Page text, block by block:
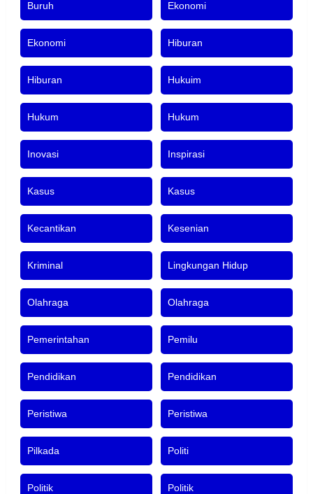
Buruh Ekonomi
Ekonomi Hiburan
Hiburan Hukuim
Hukum Hukum
Inovasi Inspirasi
Kasus Kasus
Kecantikan Kesenian
Kriminal Lingkungan Hidup
Olahraga Olahraga
Pemerintahan Pemilu
Pendidikan Pendidikan
Peristiwa Peristiwa
Pilkada Politi
Politik Politik